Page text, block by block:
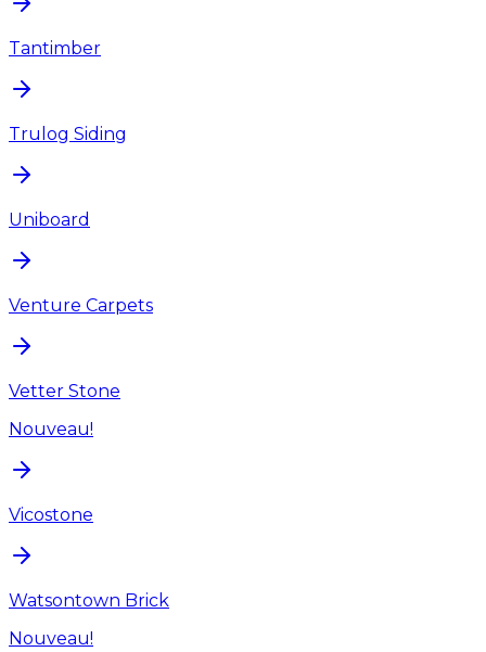
Tantimber
Trulog Siding
Uniboard
Venture Carpets
Vetter Stone
Nouveau!
Vicostone
Watsontown Brick
Nouveau!